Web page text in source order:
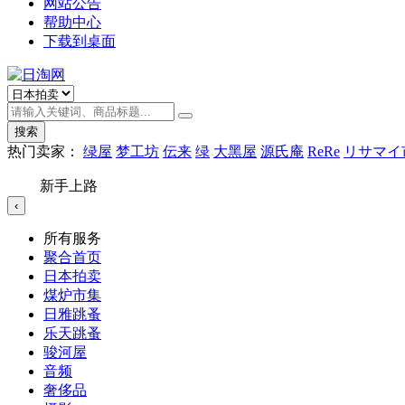
网站公告
帮助中心
下载到桌面
搜索
热门卖家： 绿屋 梦工坊 伝来 绿 大黑屋 源氏庵 ReRe リサマ
新手上路
‹
所有服务
聚合首页
日本拍卖
煤炉市集
日雅跳蚤
乐天跳蚤
骏河屋
音频
奢侈品